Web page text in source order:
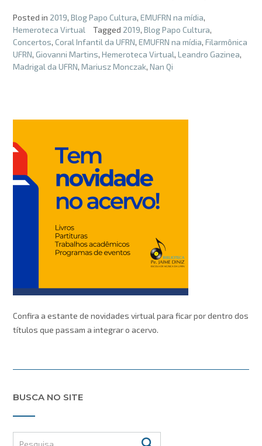
Posted in 2019, Blog Papo Cultura, EMUFRN na mídia,
Hemeroteca Virtual
Tagged 2019, Blog Papo Cultura,
Concertos, Coral Infantil da UFRN, EMUFRN na mídia, Filarmônica
UFRN, Giovanni Martins, Hemeroteca Virtual, Leandro Gazinea,
Madrigal da UFRN, Mariusz Monczak, Nan Qi
Confira a estante de novidades virtual para ficar por dentro dos
títulos que passam a integrar o acervo.
BUSCA NO SITE